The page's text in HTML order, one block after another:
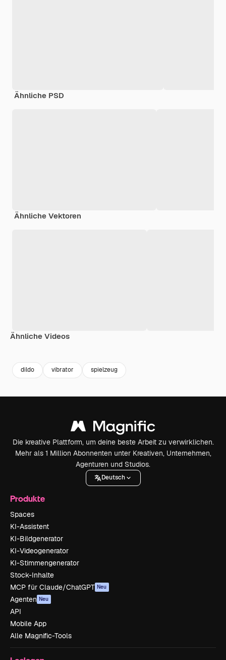
Ähnliche PSD
Ähnliche Vektoren
Ähnliche Videos
dildo vibrator spielzeug
Die kreative Plattform, um deine beste Arbeit zu verwirklichen.
Mehr als 1 Million Abonnenten unter Kreativen, Unternehmen,
Agenturen und Studios.
Deutsch
Produkte
Spaces
KI-Assistent
KI-Bildgenerator
KI-Videogenerator
KI-Stimmengenerator
Stock-Inhalte
MCP für Claude/ChatGPT Neu
Agenten Neu
API
Mobile App
Alle Magnific-Tools